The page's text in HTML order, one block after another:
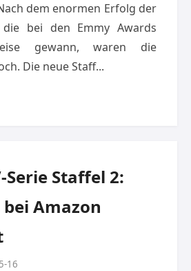
dem enormen Erfolg der
bei den Emmy Awards
gewann, waren die
Die neue Staff...
Serie Staffel 2:
Amazon
16